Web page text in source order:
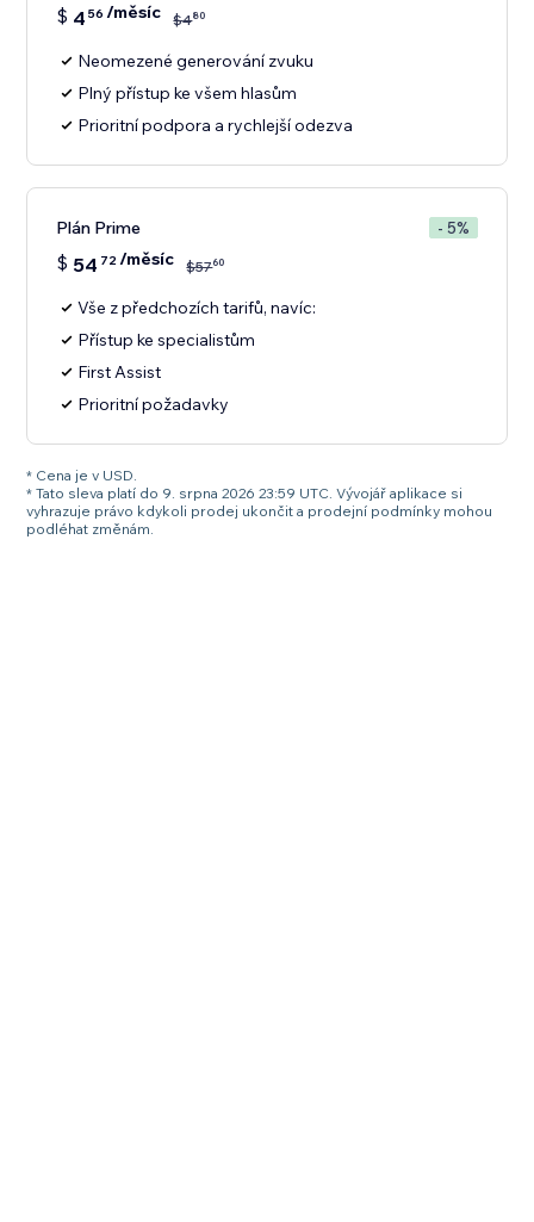
$ 4 56 /měsíc $480
Neomezené generování zvuku
Plný přístup ke všem hlasům
Prioritní podpora a rychlejší odezva
Plán Prime - 5%
$ 54 72/měsíc $5760
Vše z předchozích tarifů, navíc:
Přístup ke specialistům
First Assist
Prioritní požadavky
* Cena je v USD.
* Tato sleva platí do 9. srpna 2026 23:59 UTC. Vývojář aplikace si
vyhrazuje právo kdykoli prodej ukončit a prodejní podmínky mohou
podléhat změnám.